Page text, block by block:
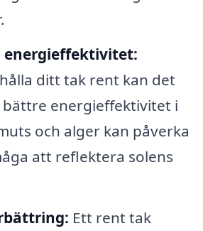
energieffektivitet:
ditt tak rent kan det
energieffektivitet i
och alger kan påverka
att reflektera solens
Ett rent tak